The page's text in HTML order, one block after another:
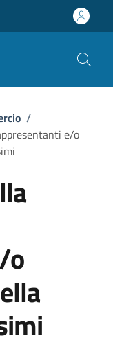
/
e/o
o